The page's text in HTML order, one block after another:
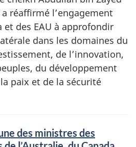
réaffirmé l’engagement
et des EAU à approfondir
dans les domaines du
de l’innovation,
du développement
paix et de la sécurité
des ministres des